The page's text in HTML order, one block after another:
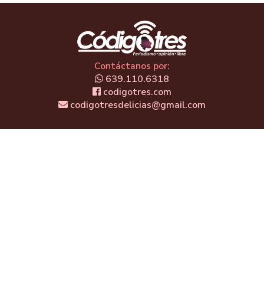
Contáctanos por:
639.110.6318
codigotres.com
codigotresdelicias@gmail.com